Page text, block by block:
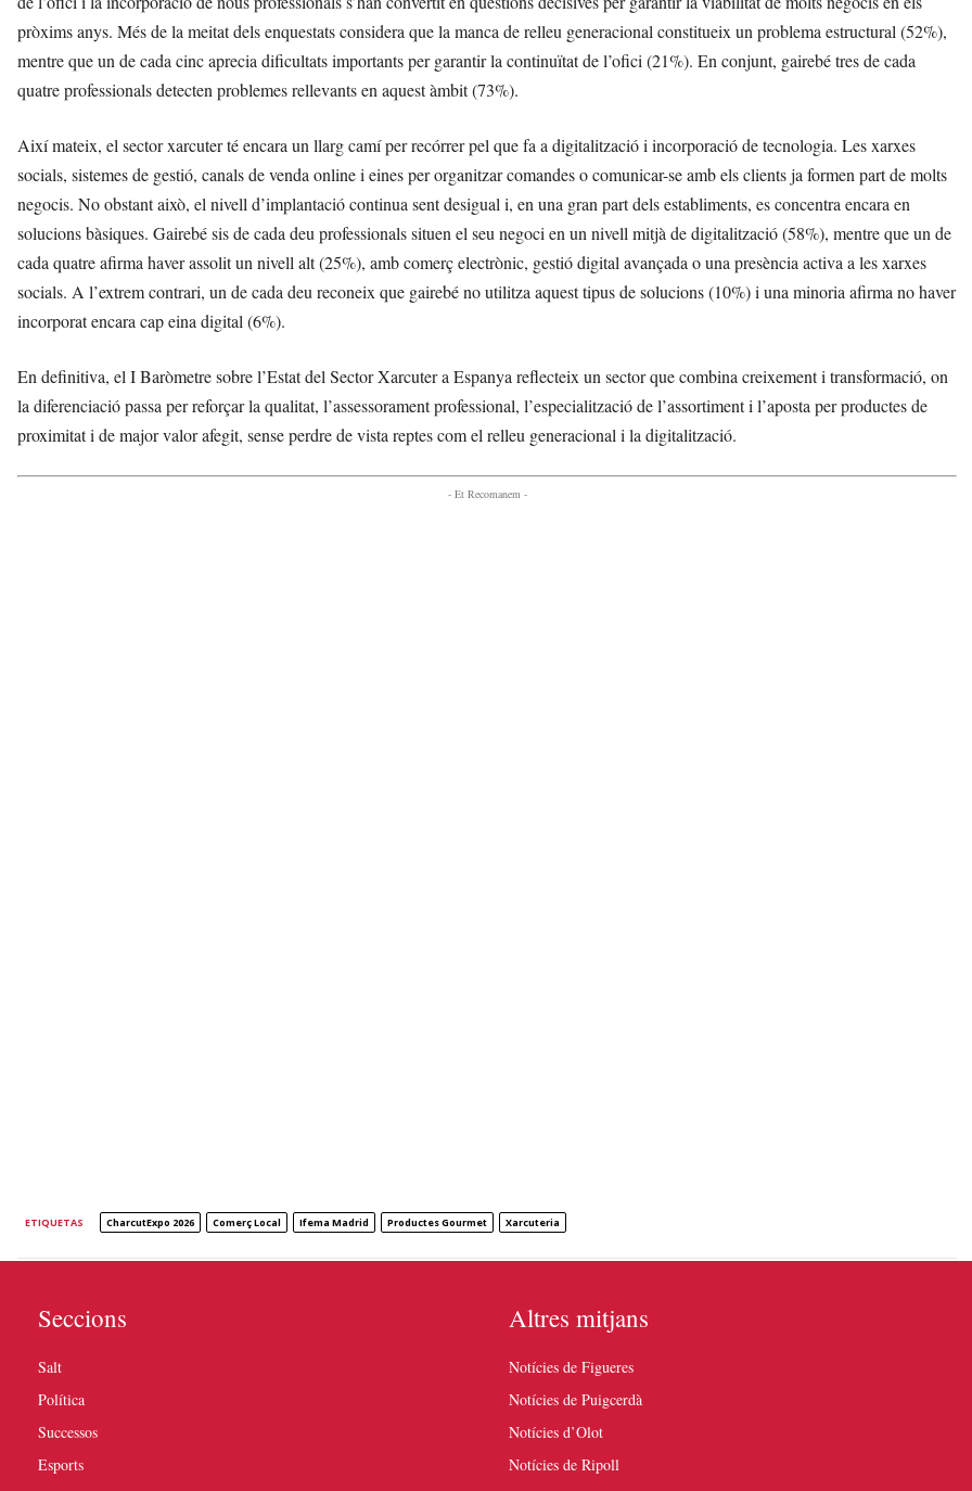
pròxims anys. Més de la meitat dels enquestats considera que la manca de relleu generacional constitueix un problema estructural (52%),
mentre que un de cada cinc aprecia dificultats importants per garantir la continuïtat de l’ofici (21%). En conjunt, gairebé tres de cada
quatre professionals detecten problemes rellevants en aquest àmbit (73%).
Així mateix, el sector xarcuter té encara un llarg camí per recórrer pel que fa a digitalització i incorporació de tecnologia. Les xarxes
socials, sistemes de gestió, canals de venda online i eines per organitzar comandes o comunicar-se amb els clients ja formen part de molts
negocis. No obstant això, el nivell d’implantació continua sent desigual i, en una gran part dels establiments, es concentra encara en
solucions bàsiques. Gairebé sis de cada deu professionals situen el seu negoci en un nivell mitjà de digitalització (58%), mentre que un de
cada quatre afirma haver assolit un nivell alt (25%), amb comerç electrònic, gestió digital avançada o una presència activa a les xarxes
socials. A l’extrem contrari, un de cada deu reconeix que gairebé no utilitza aquest tipus de solucions (10%) i una minoria afirma no haver
incorporat encara cap eina digital (6%).
En definitiva, el I Baròmetre sobre l’Estat del Sector Xarcuter a Espanya reflecteix un sector que combina creixement i transformació, on
la diferenciació passa per reforçar la qualitat, l’assessorament professional, l’especialització de l’assortiment i l’aposta per productes de
proximitat i de major valor afegit, sense perdre de vista reptes com el relleu generacional i la digitalització.
- Et Recomanem -
ETIQUETAS CharcutExpo 2026 Comerç Local Ifema Madrid Productes Gourmet Xarcuteria
Seccions
Salt
Política
Successos
Esports
Altres mitjans
Notícies de Figueres
Notícies de Puigcerdà
Notícies d’Olot
Notícies de Ripoll